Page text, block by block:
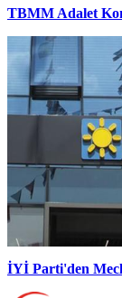
TBMM Adalet
İYİ Parti'den